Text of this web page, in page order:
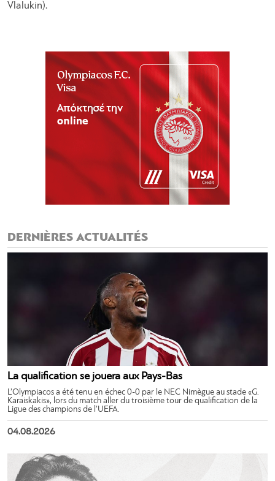
Vlalukin).
DERNIÈRES ACTUALITÉS
La qualification se jouera aux Pays-Bas
L’Olympiacos a été tenu en échec 0-0 par le NEC Nimègue au stade «G.
Karaiskakis», lors du match aller du troisième tour de qualification de la
Ligue des champions de l’UEFA.
04.08.2026